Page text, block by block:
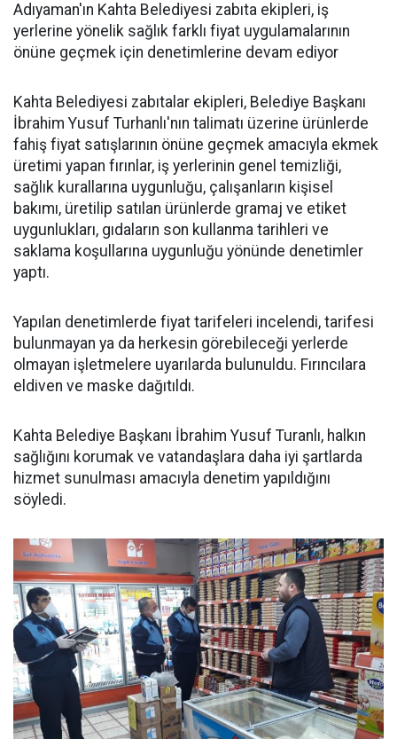
Adıyaman'ın Kahta Belediyesi zabıta ekipleri, iş
yerlerine yönelik sağlık farklı fiyat uygulamalarının
önüne geçmek için denetimlerine devam ediyor
Kahta Belediyesi zabıtalar ekipleri, Belediye Başkanı
İbrahim Yusuf Turhanlı'nın talimatı üzerine ürünlerde
fahiş fiyat satışlarının önüne geçmek amacıyla ekmek
üretimi yapan fırınlar, iş yerlerinin genel temizliği,
sağlık kurallarına uygunluğu, çalışanların kişisel
bakımı, üretilip satılan ürünlerde gramaj ve etiket
uygunlukları, gıdaların son kullanma tarihleri ve
saklama koşullarına uygunluğu yönünde denetimler
yaptı.
Yapılan denetimlerde fiyat tarifeleri incelendi, tarifesi
bulunmayan ya da herkesin görebileceği yerlerde
olmayan işletmelere uyarılarda bulunuldu. Fırıncılara
eldiven ve maske dağıtıldı.
Kahta Belediye Başkanı İbrahim Yusuf Turanlı, halkın
sağlığını korumak ve vatandaşlara daha iyi şartlarda
hizmet sunulması amacıyla denetim yapıldığını
söyledi.